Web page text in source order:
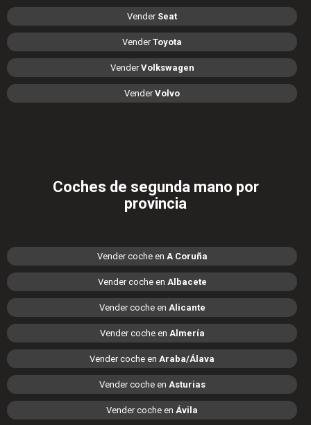
Vender Seat
VenderToyota
VenderVolkswagen
VenderVolvo
Coches de segunda mano por
provincia
Vender coche en A Coruña
Vender coche en Albacete
Vender coche en Alicante
Vender coche en Almería
Vender coche en Araba/Álava
Vender coche en Asturias
Vender coche en Ávila